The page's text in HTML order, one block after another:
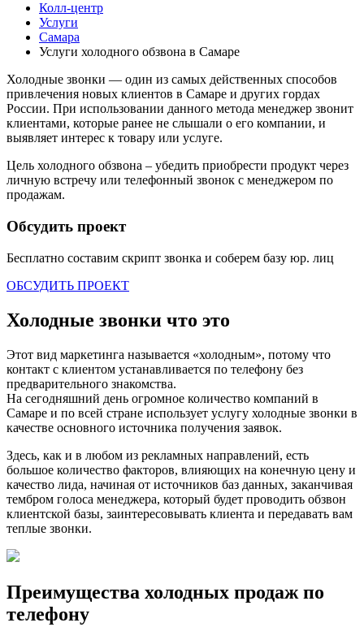
Колл-центр
Услуги
Самара
Услуги холодного обзвона в Самаре
Холодные звонки — один из самых действенных способов
привлечения новых клиентов в Самаре и других гордах
России. При использовании данного метода менеджер звонит
клиентами, которые ранее не слышали о его компании, и
выявляет интерес к товару или услуге.
Цель холодного обзвона – убедить приобрести продукт через
личную встречу или телефонный звонок с менеджером по
продажам.
Обсудить проект
Бесплатно составим скрипт звонка и соберем базу юр. лиц
ОБСУДИТЬ ПРОЕКТ
Холодные звонки что это
Этот вид маркетинга называется «холодным», потому что
контакт с клиентом устанавливается по телефону без
предварительного знакомства.
На сегодняшний день огромное количество компаний в
Самаре и по всей стране использует услугу холодные звонки в
качестве основного источника получения заявок.
Здесь, как и в любом из рекламных направлений, есть
большое количество факторов, влияющих на конечную цену и
качество лида, начиная от источников баз данных, заканчивая
тембром голоса менеджера, который будет проводить обзвон
клиентской базы, заинтересовывать клиента и передавать вам
теплые звонки.
Преимущества холодных продаж по
телефону